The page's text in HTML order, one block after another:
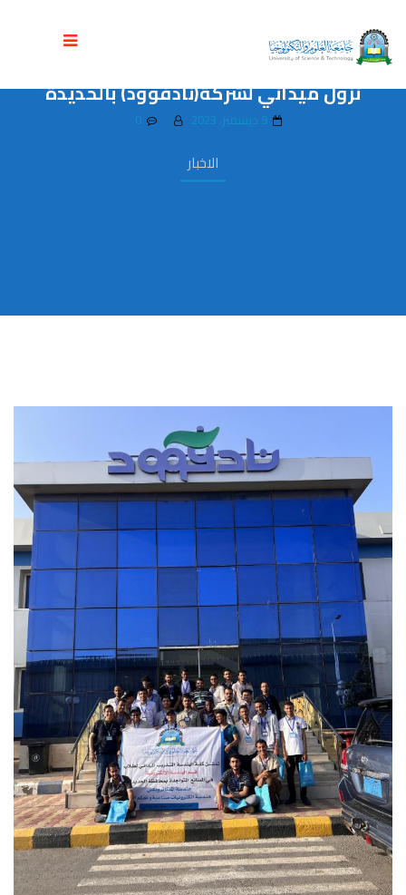
الاخبار
طلاب هندسة الميكاترونكس وهندسة
الالكترونيات الصناعية والتحكم الالي ينفذون
نزول ميداني لشركة(نادفوود) بالحديدة
9 ديسمبر، 2023 0